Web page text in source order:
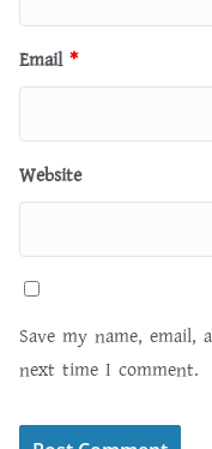
Email *
Website
Save my name,
next time I comment.